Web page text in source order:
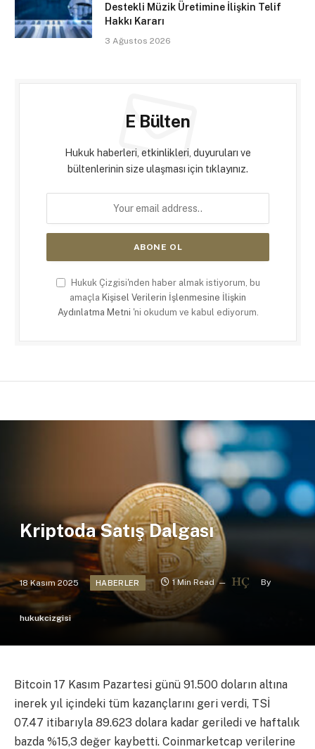
Destekli Müzik Üretimine İlişkin Telif
Hakkı Kararı
3 Ağustos 2026
E Bülten
Hukuk haberleri, etkinlikleri, duyuruları ve
bültenlerinin size ulaşması için tıklayınız.
Hukuk Çizgisi'nden haber almak istiyorum, bu
amaçla Kişisel Verilerin İşlenmesine İlişkin
Aydınlatma Metni 'ni okudum ve kabul ediyorum.
Kriptoda Satış Dalgası
18 Kasım 2025 HABERLER 1 Min Read By
hukukcizgisi
Bitcoin 17 Kasım Pazartesi günü 91.500 doların altına
inerek yıl içindeki tüm kazançlarını geri verdi, TSİ
07.47 itibarıyla 89.623 dolara kadar geriledi ve haftalık
bazda %15,3 değer kaybetti. Coinmarketcap verilerine